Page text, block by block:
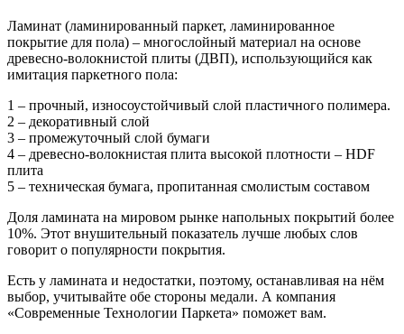
Ламинат (ламинированный паркет, ламинированное
покрытие для пола) – многослойный материал на основе
древесно-волокнистой плиты (ДВП), использующийся как
имитация паркетного пола:
1 – прочный, износоустойчивый слой пластичного полимера.
2 – декоративный слой
3 – промежуточный слой бумаги
4 – древесно-волокнистая плита высокой плотности – HDF
плита
5 – техническая бумага, пропитанная смолистым составом
Доля ламината на мировом рынке напольных покрытий более
10%. Этот внушительный показатель лучше любых слов
говорит о популярности покрытия.
Есть у ламината и недостатки, поэтому, останавливая на нём
выбор, учитывайте обе стороны медали. А компания
«Современные Технологии Паркета» поможет вам.